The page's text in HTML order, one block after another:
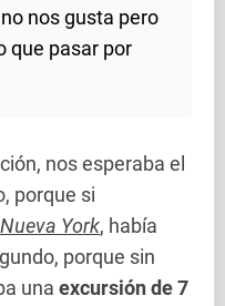
nos gusta pero
que pasar por
nos esperaba el
porque si
York, había
porque sin
una excursión de 7